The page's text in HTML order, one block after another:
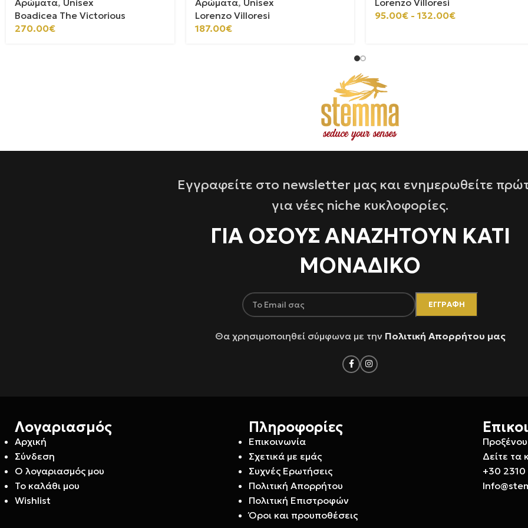
Boadicea The Victorious
270.00€
Lorenzo Villoresi
187.00€
95.00€ - 132.00€
Εγγραφείτε στο newsletter μας και ενημερωθείτε
για νέες niche κυκλοφορίες.
ΓΙΑ ΌΣΟΥΣ ΑΝΑΖΗΤΟΥΝ ΚΑΤΙ
ΜΟΝΑΔΙΚΟ
Θα χρησιμοποιηθεί σύμφωνα με την Πολιτική Απορρήτου μας
Λογαριασμός
Αρχική
Σύνδεση
Ο λογαριασμός μου
Το καλάθι μου
Wishlist
Πληροφορίες
Επικοινωνία
Σχετικά με εμάς
Συχνές Ερωτήσεις
Πολιτική Απορρήτου
Πολιτική Επιστροφών
Όροι και προυποθέσεις
Δείτε τα
+30